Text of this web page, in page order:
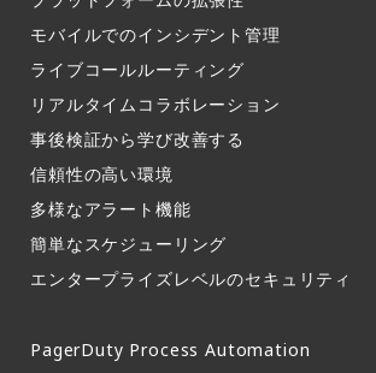
モバイルでのインシデント管理​
ライブコールルーティング​
リアルタイムコラボレーション​
事後検証から学び改善する
信頼性の高い環境​
多様なアラート機能​
簡単なスケジューリング​
エンタープライズレベルのセキュリティ
PagerDuty Process Automation